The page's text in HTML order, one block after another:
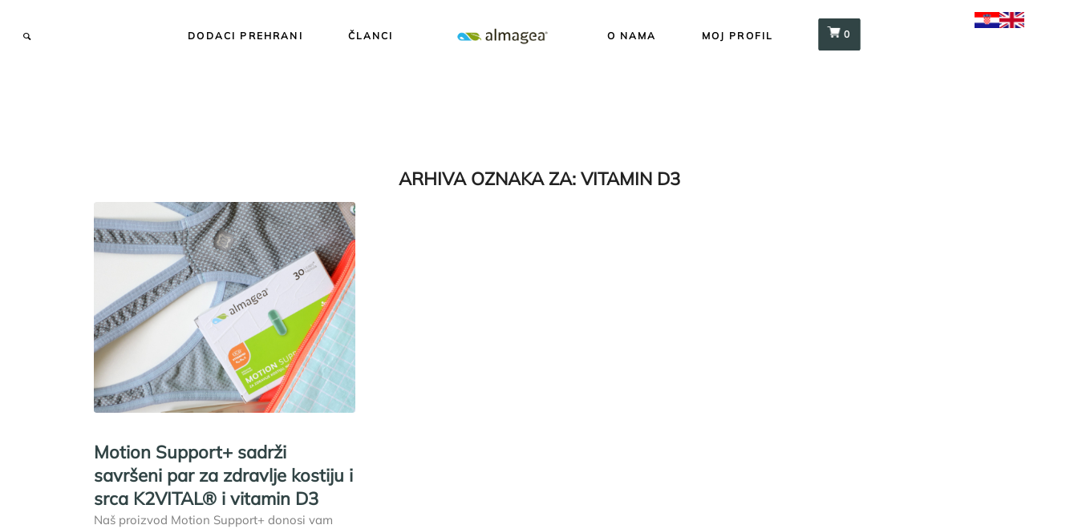
DODACI PREHRANI ČLANCI O NAMA MOJ PROFIL 0
ARHIVA OZNAKA ZA: VITAMIN D3
Motion Support+ sadrži
savršeni par za zdravlje kostiju i
srca K2VITAL® i vitamin D3
Naš proizvod Motion Support+ donosi vam